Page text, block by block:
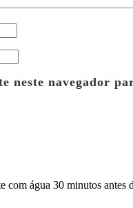
neste navegador
com água 30 minutos antes